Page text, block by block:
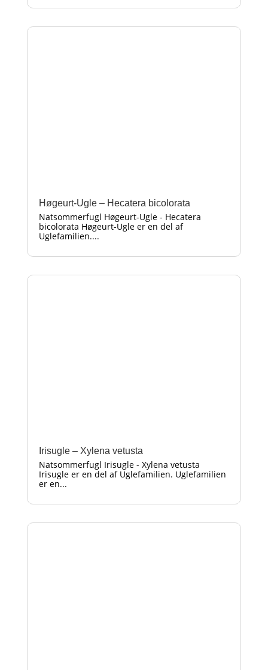
Høgeurt-Ugle – Hecatera bicolorata
Natsommerfugl Høgeurt-Ugle - Hecatera
bicolorata Høgeurt-Ugle er en del af
Uglefamilien....
Irisugle – Xylena vetusta
Natsommerfugl Irisugle - Xylena vetusta
Irisugle er en del af Uglefamilien. Uglefamilien
er en...